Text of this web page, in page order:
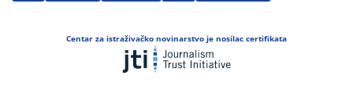
Centar za istraživačko novinarstvo je nosilac certifikata